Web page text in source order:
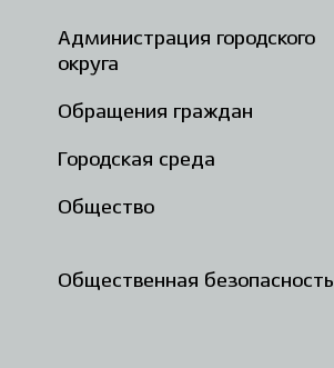
Администрация городского
округа
Обращения граждан
Городская среда
Общество
Общественная безопасность